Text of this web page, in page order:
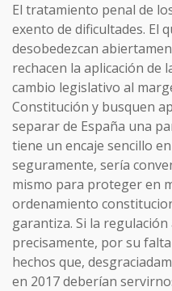
El tratamiento penal de
exento de dificultades. El
desobedezcan
rechacen la aplicación de
cambio legislativo al
Constitución y busquen
separar de España una
tiene un encaje sencillo
seguramente, sería
mismo para proteger en
ordenamiento
garantiza. Si la
precisamente, por su
hechos que,
en 2017 deberían